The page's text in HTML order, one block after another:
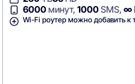
6000минут,1000SMS,∞
Wi-Fi роутер можно добавить к